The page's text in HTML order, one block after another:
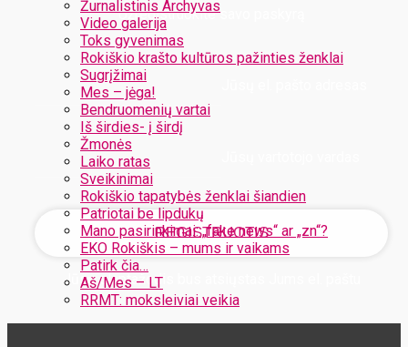
Žurnalistinis Archyvas
Video galerija
Toks gyvenimas
Rokiškio krašto kultūros pažinties ženklai
Sugrįžimai
Mes – jėga!
Bendruomenių vartai
Iš širdies- į širdį
Žmonės
Laiko ratas
Sveikinimai
Rokiškio tapatybės ženklai šiandien
Patriotai be lipdukų
Mano pasirinkimai: „fake news“ ar „zn“?
EKO Rokiškis – mums ir vaikams
Patirk čia…
Aš/Mes – LT
RRMT: moksleiviai veikia
Užregistruokite savo paskyrą
Jūsų slaptažodis bus atsiųstas Jums el. paštu